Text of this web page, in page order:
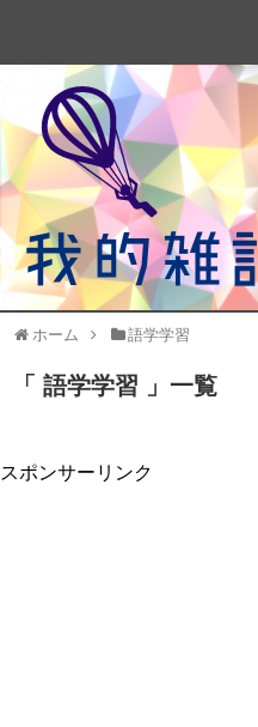
ホーム 語学学習
「 語学学習 」一覧
スポンサーリンク